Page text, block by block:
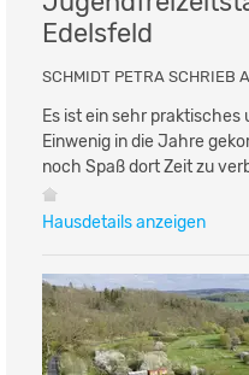
Edelsfeld
SCHMIDT PETRA SCHRIEB
Es ist ein sehr praktisches
Einwenig in die Jahre
noch Spaß dort Zeit zu
Hausdetails anzeigen